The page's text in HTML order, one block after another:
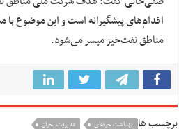
اقدام‌های پیشگیرانه است و این موضوع
مناطق نفت‌خیز میسر می‌شود.
برچسب ها بهداشت حرفه‌ای مدیریت بحران